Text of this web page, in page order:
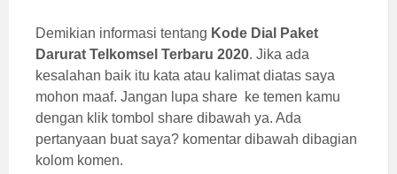
Demikian informasi tentang Kode Dial Paket
Darurat Telkomsel Terbaru 2020. Jika ada
kesalahan baik itu kata atau kalimat diatas saya
mohon maaf. Jangan lupa share ke temen kamu
dengan klik tombol share dibawah ya. Ada
pertanyaan buat saya? komentar dibawah dibagian
kolom komen.